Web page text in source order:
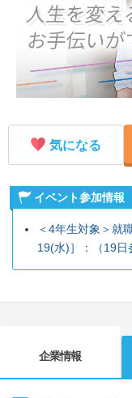
気になる
イベント参加情報
＜4年生対象＞就
19(水)］：（19日
企業情報